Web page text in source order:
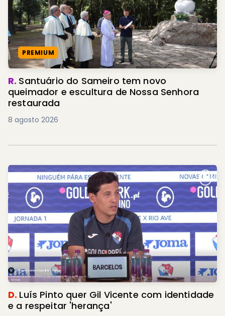
PREMIUM
R. Santuário do Sameiro tem novo
queimador e escultura de Nossa Senhora
restaurada
8 agosto 2026
D. Luís Pinto quer Gil Vicente com identidade
e a respeitar 'herança'